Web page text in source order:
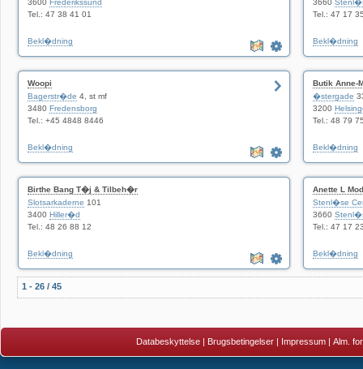
3600 Frederikssund
Tel.: 47 38 41 01
Bekl�dning
3660
Tel.: 47 17
Bekl�dning
Woopi
Bagerstr�de 4, st mf
3480 Fredensborg
Tel.: +45 4848 8446
Bekl�dning
Butik Anne-
�stergade
3200
Tel.: 48 79
Bekl�dning
Birthe Bang T�j & Tilbeh�r
Slotsarkaderne 101
3400 Hiller�d
Tel.: 48 26 88 12
Bekl�dning
Anette L
Stenl�se
3660
Tel.: 47 17
Bekl�dning
1 - 26 / 45
Databeskyttelse | Brugsbetingelser | Impressum | Alm.